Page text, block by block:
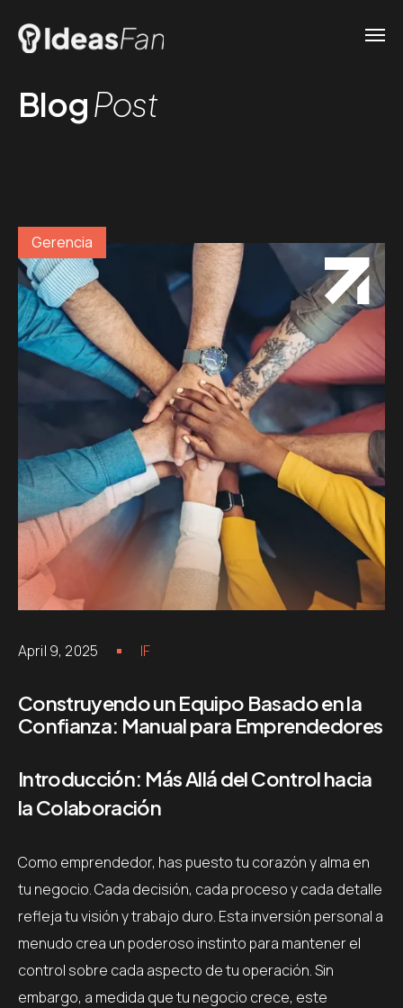
BlogPost
Gerencia
April 9, 2025 IF
Construyendo un Equipo Basado en la
Confianza: Manual para Emprendedores
Introducción: Más Allá del Control hacia
la Colaboración
Como emprendedor, has puesto tu corazón y alma en
tu negocio. Cada decisión, cada proceso y cada detalle
refleja tu visión y trabajo duro. Esta inversión personal a
menudo crea un poderoso instinto para mantener el
control sobre cada aspecto de tu operación. Sin
embargo, a medida que tu negocio crece, este